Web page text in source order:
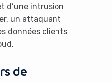
d’une intrusion
un attaquant
données clients
de